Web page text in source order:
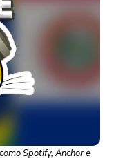
Spotify, Anchor e